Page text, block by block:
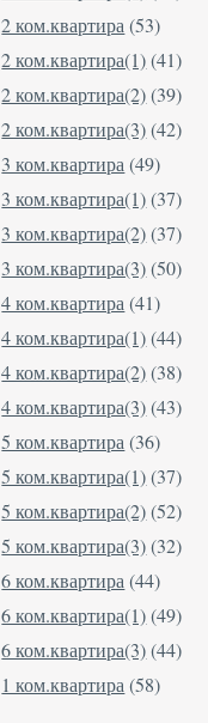
2 ком.квартира (53)
2 ком.квартира(1)(41)
2 ком.квартира(2)(39)
2 ком.квартира(3)(42)
3 ком.квартира (49)
3 ком.квартира(1)(37)
3 ком.квартира(2)(37)
3 ком.квартира(3)(50)
4 ком.квартира (41)
4 ком.квартира(1)(44)
4 ком.квартира(2)(38)
4 ком.квартира(3)(43)
5 ком.квартира (36)
5 ком.квартира(1)(37)
5 ком.квартира(2)(52)
5 ком.квартира(3)(32)
6 ком.квартира (44)
6 ком.квартира(1)(49)
6 ком.квартира(3)(44)
1 ком.квартира (58)